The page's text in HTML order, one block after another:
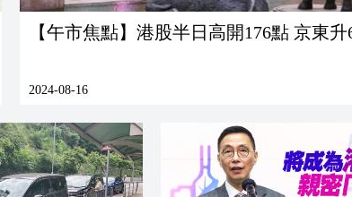
【午市焦點】港股半日高開176點 京東升
2024-08-16